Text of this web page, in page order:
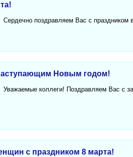
Сердечно поздравляем Вас с
Новым годом!
Уважаемые коллеги! Поздравляем Вас с
с праздником 8 марта!